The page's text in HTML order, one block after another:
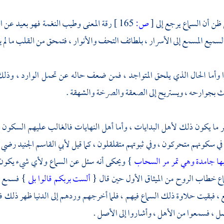
أن السماع يرجع إلى[ص:
رقة المعنى وطيب النغمة فهو بعيد عن
المسمع إلى الأسرار ، بلطائف التحف والأنوار ، فتمحق من القلب ما
وأما الحال الذي يلحق المتواجد ، فمن ضعف حاله عن تحمل الوارد ،
بجوارحه ، ويستريح إلى الصعقة والصرخة والشهقة .
ما يكون ذلك لأهل البدايات ، وأما أهل النهايات فالغالب عليهم
سكونهم متحركون ، وفي ثبوتهم متقلقلون ، كما قيللأبي القاسم الجنيدرضي
جامدة وهي تمر مر السحاب} ويحكى أنه سئل عن السماع ولأي شيء
خطاب الروح من الميثاق الأول حين قال {ألست بربكم قالوا بلى} فسمع
فبقيت حلاوة ذلك السماع فيهم ، فلما أخرجهم وردهم إلى الدنيا ظهر
، فسمعوا من الأهل ، وأشاروا إلى الأصل .